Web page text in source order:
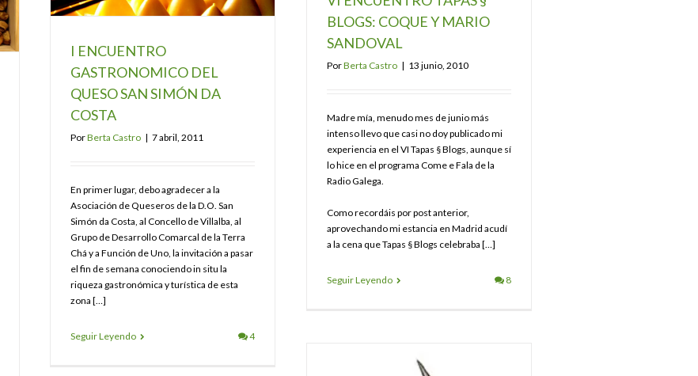
I ENCUENTRO
GASTRONOMICO DEL
QUESO SAN SIMÓN DA
COSTA
PorBerta Castro | 7 abril, 2011
En primer lugar, debo agradecer a la
Asociación de Queseros de la D.O. San
Simón da Costa, al Concello de Villalba, al
Grupo de Desarrollo Comarcal de la Terra
Chá y a Función de Uno, la invitación a pasar
el fin de semana conociendo in situ la
riqueza gastronómica y turística de esta
zona […]
Seguir Leyendo 4
BLOGS: COQUE Y MARIO
SANDOVAL
PorBerta Castro | 13 junio, 2010
Madre mía, menudo mes de junio más
intenso llevo que casi no doy publicado mi
experiencia en el VI Tapas § Blogs, aunque sí
lo hice en el programa Come e Fala de la
Radio Galega.
Como recordáis por post anterior,
aprovechando mi estancia en Madrid acudí
a la cena que Tapas § Blogs celebraba […]
Seguir Leyendo 8